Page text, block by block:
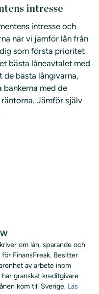
intresse
intresse och
när vi jämför lån från
som första prioritet
bästa låneavtalet med
de bästa långivarna,
med de
Jämför själv
om lån, sparande och
FinansFreak. Besitter
av arbete inom
granskat kreditgivare
kom till Sverige. Läs